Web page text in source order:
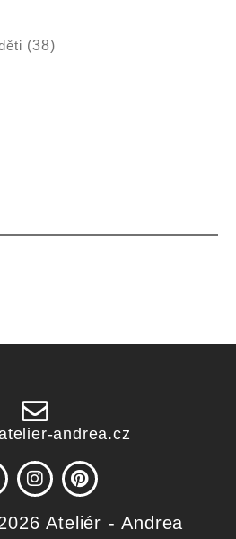
(38)
andrea.cz
I
n
t
P
i
t
Ateliér - Andrea